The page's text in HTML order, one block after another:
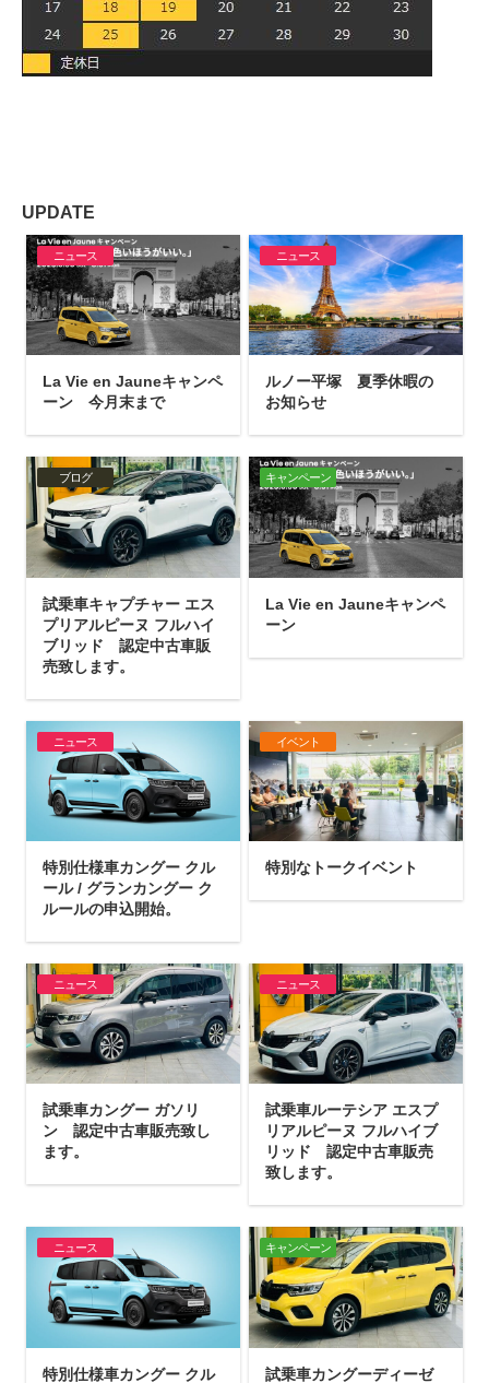
UPDATE
ニュース
La Vie en Jauneキャンペ
ーン 今月末まで
ニュース
ルノー平塚 夏季休暇の
お知らせ
ブログ
試乗車キャプチャー エス
プリアルピーヌ フルハイ
ブリッド 認定中古車販
売致します。
キャンペーン
La Vie en Jauneキャンペ
ーン
ニュース
特別仕様車カングー クル
ール / グランカングー ク
ルールの申込開始。
イベント
特別なトークイベント
ニュース
試乗車カングー ガソリ
ン 認定中古車販売致し
ます。
ニュース
試乗車ルーテシア エスプ
リアルピーヌ フルハイブ
リッド 認定中古車販売
致します。
ニュース
特別仕様車カングー クル
キャンペーン
試乗車カングーディーゼ